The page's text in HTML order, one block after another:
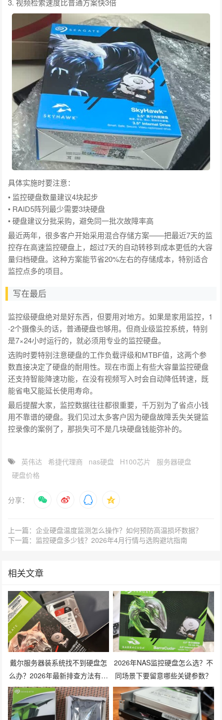
3. 视频检索速度比普通方案快3倍
具体实施时要注意：
• 监控硬盘数量建议4块起步
• RAID5阵列最少需要3块硬盘
• 硬盘建议分批采购，避免同一批次故障率高
最近两年，很多客户开始采用混合存储方案——把最近7天的监
控存在高速监控硬盘上，超过7天的自动转移到成本更低的大容
量归档硬盘。这种方案能节省20%左右的存储成本，特别适合
监控点多的项目。
写在最后
监控级硬盘绝对是好东西，但要用对地方。如果是家用监控，1
-2个摄像头的话，普通硬盘也够用。但商业级监控系统，特别
是7×24小时运行的，就必须用专业的监控硬盘。
选购时要特别注意硬盘的工作负载评级和MTBF值，这两个参
数直接决定了硬盘的耐用性。现在市面上有些大容量监控硬盘
还支持智能降速功能，在没有视频写入时会自动降低转速，既
能省电又能延长使用寿命。
最后提醒大家，监控数据往往都很重要，千万别为了省点小钱
用不靠谱的硬盘。我们见过太多客户因为硬盘故障丢失关键监
控录像的案例了，那损失可不是几块硬盘钱能弥补的。
英伟达 希捷代理商 nas硬盘 H100芯片
服务器硬盘
硬盘价格
分享：
上一篇：企业硬盘温度监测怎么操作？如何预防高温损坏数据？
下一篇：监控硬盘多少钱？2026年4月行情与选购避坑指南
相关文章
戴尔服务器装系统找不到硬盘怎
么办？2026年最新排查方法有哪
些？
2026年NAS监控硬盘怎么选？不
同场景下要留意哪些关键参数？